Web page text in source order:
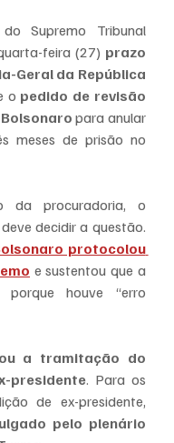
Supremo Tribunal
feira (27) prazo
Geral da República
o pedido de revisão
para anular
meses de prisão no
da procuradoria, o
decidir a questão.
protocolou
e sustentou que a
houve “erro
a tramitação do
presidente. Para os
de ex-presidente,
pelo plenário